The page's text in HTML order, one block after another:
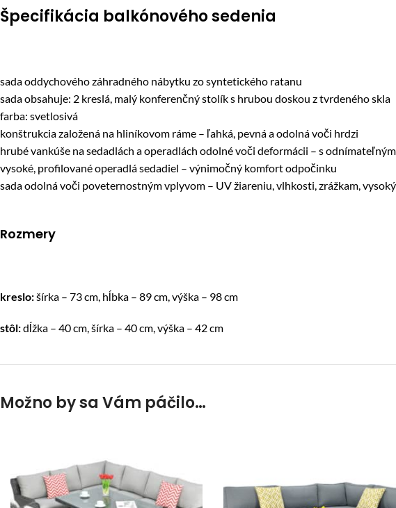
Špecifikácia balkónového sedenia
sada oddychového záhradného nábytku zo syntetického ratanu
sada obsahuje: 2 kreslá, malý konferenčný stolík s hrubou doskou z tvrdeného skla
farba: svetlosivá
konštrukcia založená na hliníkovom ráme – ľahká, pevná a odolná voči hrdzi
hrubé vankúše na sedadlách a operadlách odolné voči deformácii – s
vysoké, profilované operadlá sedadiel – výnimočný komfort odpočinku
sada odolná voči poveternostným vplyvom – UV žiareniu, vlhkosti, zrážkam,
Rozmery
kreslo:šírka – 73 cm, hĺbka – 89 cm, výška – 98 cm
stôl:dĺžka – 40 cm, šírka – 40 cm, výška – 42 cm
Možno by sa Vám páčilo…